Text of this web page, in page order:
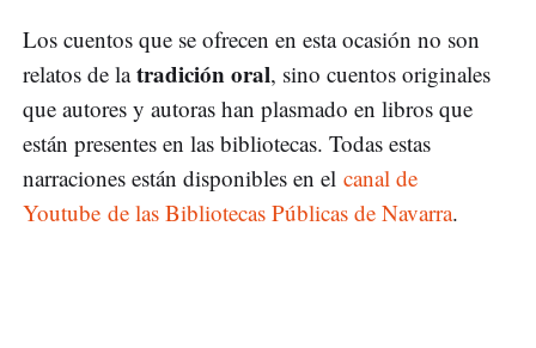
Los cuentos que se ofrecen en esta ocasión no son
relatos de latradición oral, sino cuentos originales
que autores y autoras han plasmado en libros que
están presentes en las bibliotecas. Todas estas
narraciones están disponibles en el canal de
Youtube de las Bibliotecas Públicas de Navarra.